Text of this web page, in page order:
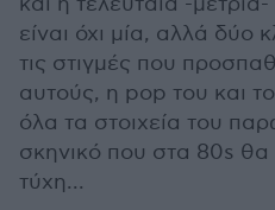
είναι όχι μία, αλλά δύο
τις στιγμές που
αυτούς, η pop του και
όλα τα στοιχεία του
σκηνικό που στα 80s θα
τύχη...